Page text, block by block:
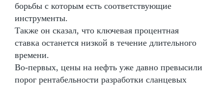
борьбы с которым есть соответствующие
инструменты.
Также он сказал, что ключевая процентная
ставка останется низкой в течение длительного
времени.
Во-первых, цены на нефть уже давно превысили
порог рентабельности разработки сланцевых